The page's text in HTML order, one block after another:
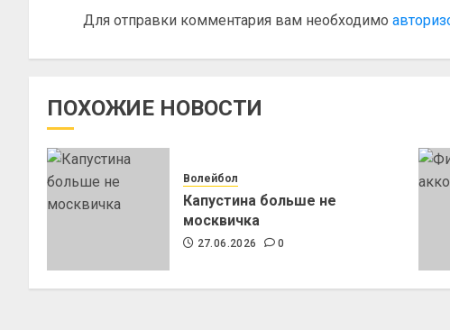
Для отправки комментария вам необходимо
ПОХОЖИЕ НОВОСТИ
Волейбол
Капустина больше не
москвичка
27.06.2026 0